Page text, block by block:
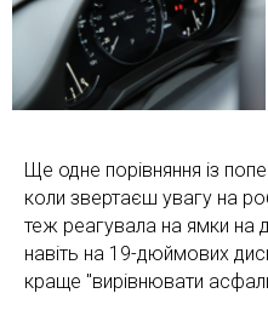
Ще одне порівняння із
коли звертаєш увагу на
теж реагувала на ямки на
навіть на 19-дюймових
краще "вирівнювати